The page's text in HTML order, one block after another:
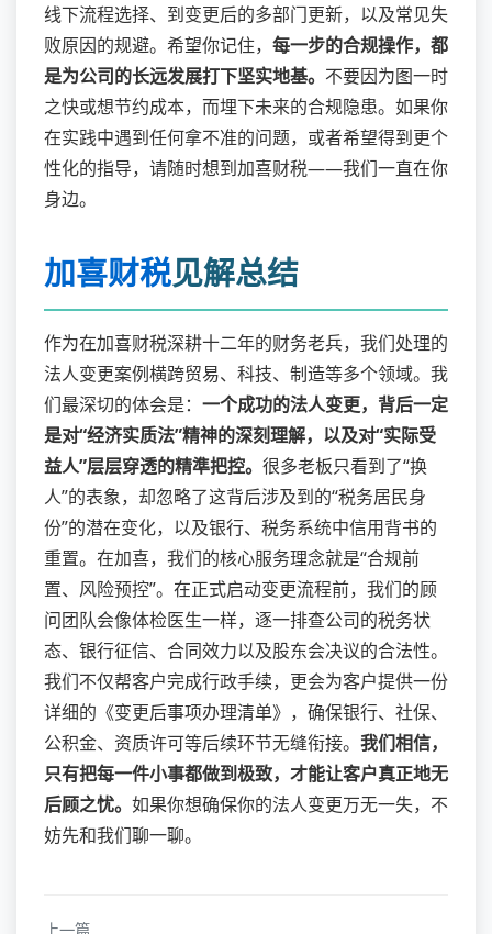
线下流程选择、到变更后的多部门更新，以及常见失
败原因的规避。希望你记住， 每一步的合规操作，都
是为公司的长远发展打下坚实地基。 不要因为图一时
之快或想节约成本，而埋下未来的合规隐患。如果你
在实践中遇到任何拿不准的问题，或者希望得到更个
性化的指导，请随时想到加喜财税——我们一直在你
身边。
加喜财税见解总结
作为在加喜财税深耕十二年的财务老兵，我们处理的
法人变更案例横跨贸易、科技、制造等多个领域。我
们最深切的体会是： 一个成功的法人变更，背后一定
是对“经济实质法”精神的深刻理解，以及对“实际受
益人”层层穿透的精準把控。 很多老板只看到了“换
人”的表象，却忽略了这背后涉及到的“税务居民身
份”的潜在变化，以及银行、税务系统中信用背书的
重置。在加喜，我们的核心服务理念就是“合规前
置、风险预控”。在正式启动变更流程前，我们的顾
问团队会像体检医生一样，逐一排查公司的税务状
态、银行征信、合同效力以及股东会决议的合法性。
我们不仅帮客户完成行政手续，更会为客户提供一份
详细的《变更后事项办理清单》，确保银行、社保、
公积金、资质许可等后续环节无缝衔接。 我们相信，
只有把每一件小事都做到极致，才能让客户真正地无
后顾之忧。 如果你想确保你的法人变更万无一失，不
妨先和我们聊一聊。